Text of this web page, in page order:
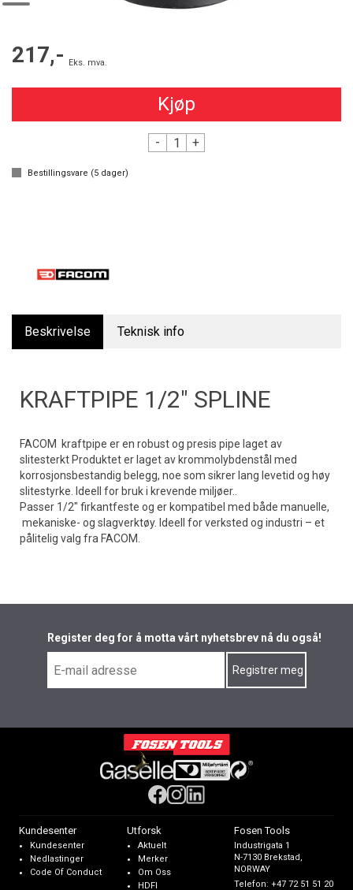
217,- Eks. mva.
Kjøp
- +
Bestillingsvare (5 dager)
Beskrivelse Teknisk info
KRAFTPIPE 1/2" SPLINE
FACOM kraftpipe er en robust og presis pipe laget av
slitesterkt Produktet er laget av krommolybdenstål med
korrosjonsbestandig belegg, noe som sikrer lang levetid og høy
slitestyrke. Ideell for bruk i krevende miljøer..
Passer 1/2" firkantfeste og er kompatibel med både manuelle,
mekaniske- og slagverktøy. Ideell for verksted og industri – et
pålitelig valg fra FACOM.
Register deg for å motta vårt nyhetsbrev nå du også!
Kundesenter
Kundesenter
Nedlastinger
Code Of Conduct
Utforsk
Aktuelt
Merker
Om Oss
HDFI
Fosen Tools
Industrigata 1
N-7130 Brekstad,
NORWAY
Telefon:+47 72 51 51 20